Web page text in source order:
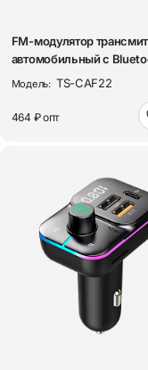
FM-модулятор
автомобильный с
TDS TS-CA...
Модель: TS-CAF22
464 ₽опт